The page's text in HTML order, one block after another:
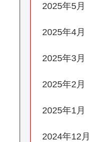
2025年5月
2025年4月
2025年3月
2025年2月
2025年1月
2024年12月